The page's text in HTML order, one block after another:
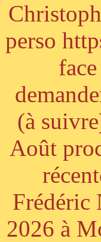
perso
(à
Août
Frédéric
2026 à